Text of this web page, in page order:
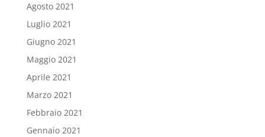
Agosto 2021
Luglio 2021
Giugno 2021
Maggio 2021
Aprile 2021
Marzo 2021
Febbraio 2021
Gennaio 2021